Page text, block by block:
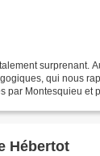
surprenant.
qui nous
par Montesquieu et
Hébertot